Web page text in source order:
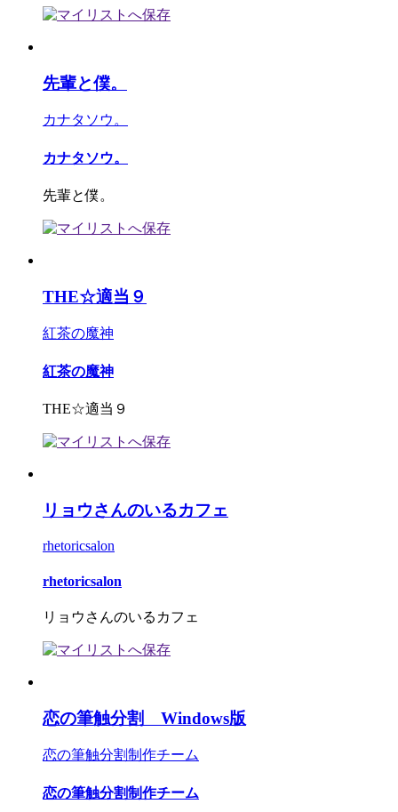
先輩と僕。
カナタソウ。
カナタソウ。
先輩と僕。
THE☆適当９
紅茶の魔神
紅茶の魔神
THE☆適当９
リョウさんのいるカフェ
rhetoricsalon
rhetoricsalon
リョウさんのいるカフェ
恋の筆触分割 Windows版
恋の筆触分割制作チーム
恋の筆触分割制作チーム